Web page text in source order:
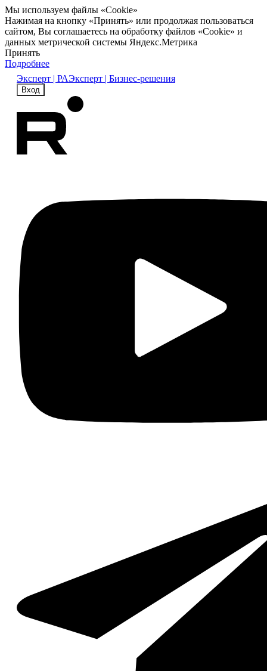
Мы используем файлы «Cookie»
Нажимая на кнопку «Принять» или продолжая пользоваться
сайтом, Вы соглашаетесь на обработку файлов «Cookie» и
данных метрической системы Яндекс.Метрика
Принять
Подробнее
Эксперт | РАЭксперт | Бизнес-решения
Вход